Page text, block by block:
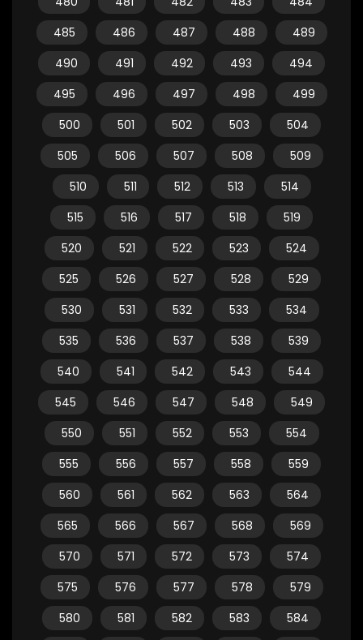
485
486 487 488
489
490
491 492 493
494
495
496 497 498
499
500
501 502 503
504
505
506 507 508
509
510
511 512 513
514
515
516 517 518
519
520
521 522 523
524
525
526 527 528
529
530
531 532 533
534
535
536 537 538
539
540
541 542 543
544
545
546 547 548
549
550
551 552 553
554
555
556 557 558
559
560
561 562 563
564
565
566 567 568
569
570
571 572 573
574
575
576 577 578
579
580
581 582 583
584